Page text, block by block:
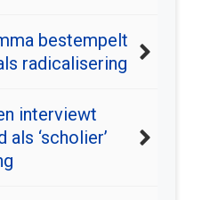
bestempelt
radicalisering
interviewt
‘scholier’